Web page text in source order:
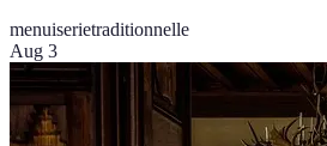
menuiserietraditionnelle
Aug 3